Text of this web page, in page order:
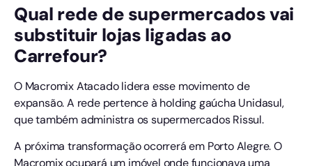
Qual rede de supermercados vai
substituir lojas ligadas ao
Carrefour?
O Macromix Atacado lidera esse movimento de
expansão. A rede pertence à holding gaúcha Unidasul,
que também administra os supermercados Rissul.
A próxima transformação ocorrerá em Porto Alegre. O
Macromix ocupará um imóvel onde funcionava uma